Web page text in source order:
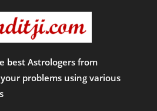
best Astrologers from
problems using various